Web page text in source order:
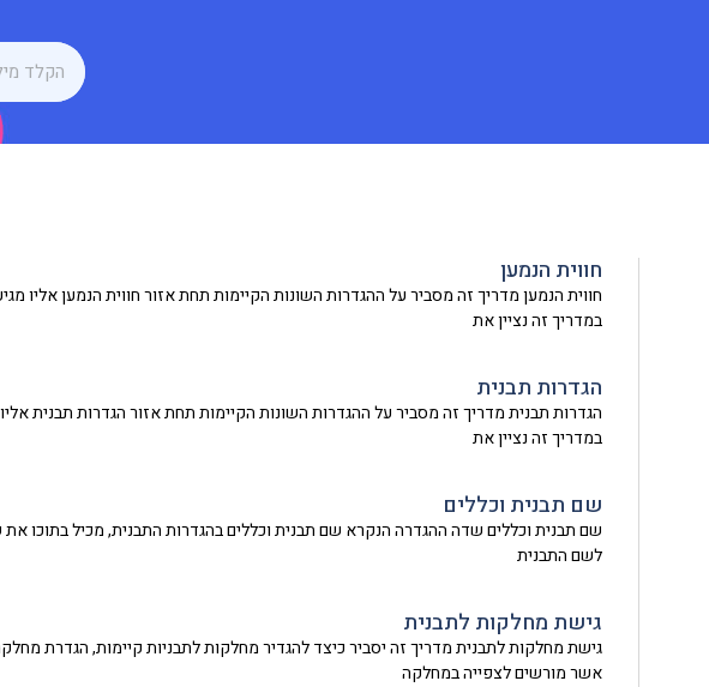
חווית הנמען
במדריך זה נציין את
הגדרות תבנית
במדריך זה נציין את
שם תבנית וכללים
שם תבנית וכללים שדה ההגדרה הנקרא שם תבנית וכללים בהגדרות התבנית, מכיל בתוכו
לשם התבנית
גישת מחלקות לתבנית
גישת מחלקות לתבנית מדריך זה יסביר כיצד להגדיר מחלקות לתבניות קיימות, הגדרת
אשר מורשים לצפייה במחלקה